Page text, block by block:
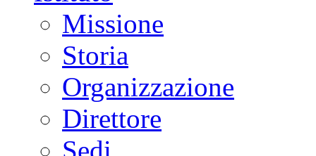
Missione
Storia
Organizzazione
Direttore